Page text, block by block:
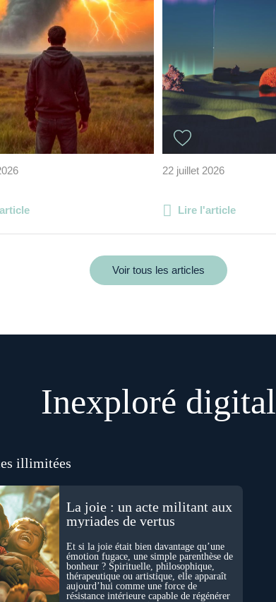
22 juillet 2026
Lire l'article
Voir tous les articles
Inexploré digital
illimitées
La joie : un acte militant aux
myriades de vertus
Et si la joie était bien davantage qu’une
émotion fugace, une simple parenthèse de
bonheur ? Spirituelle, philosophique,
thérapeutique ou artistique, elle apparaît
aujourd’hui comme une force de
résistance intérieure capable de régénérer